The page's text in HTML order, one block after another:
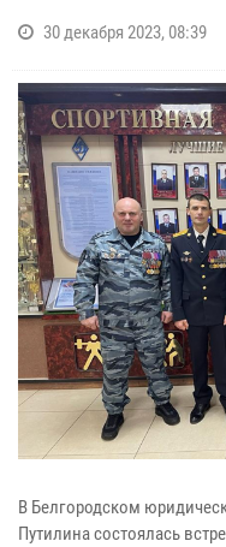
30 декабря 2023, 08:39
В Белгородском
Путилина состоялась